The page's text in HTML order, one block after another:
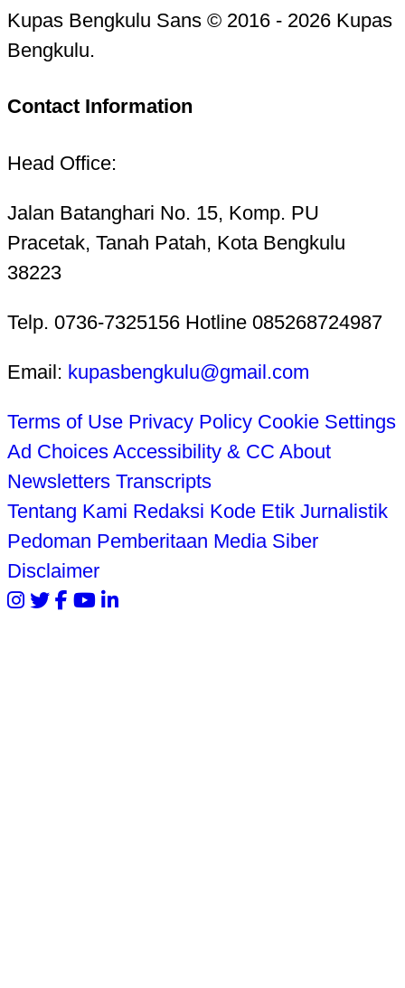
Kupas Bengkulu Sans © 2016 - 2026 Kupas
Bengkulu.
Contact Information
Head Office:
Jalan Batanghari No. 15, Komp. PU
Pracetak, Tanah Patah, Kota Bengkulu
38223
Telp. 0736-7325156 Hotline 085268724987
Email: kupasbengkulu@gmail.com
Terms of Use Privacy Policy Cookie Settings
Ad Choices Accessibility & CC About
Newsletters Transcripts
Tentang Kami Redaksi Kode Etik Jurnalistik
Pedoman Pemberitaan Media Siber
Disclaimer